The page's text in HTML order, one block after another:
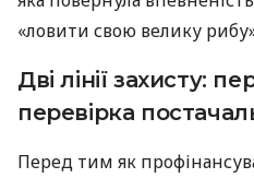
«ловити свою велику
Дві лінії захисту:
перевірка
Перед тим як